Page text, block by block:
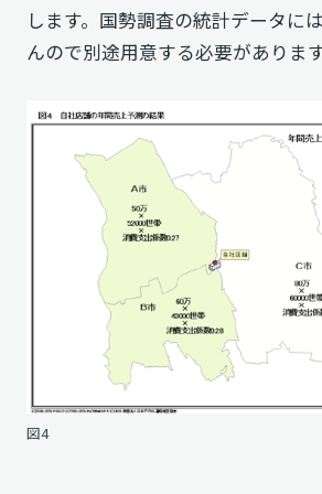
します。国勢調査の統計データに
んので別途用意する必要があります
図4